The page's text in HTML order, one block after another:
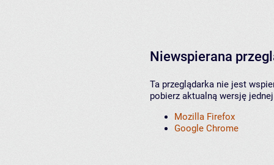
Niewspierana
Ta przeglądarka nie jest
pobierz aktualną wersję
Mozilla Firefox
Google Chrome